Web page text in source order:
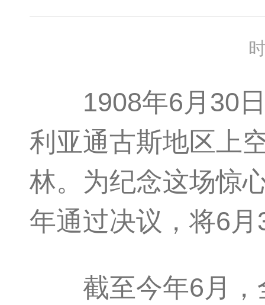
1908年6月30日
利亚通古斯地区上
林。为纪念这场惊
年通过决议，将6
截至今年6月，